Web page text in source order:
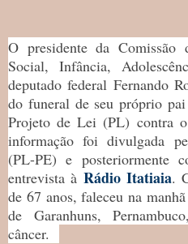
O presidente da Comissão
Social, Infância,
deputado federal Fernando
do funeral de seu próprio
Projeto de Lei (PL) contra
informação foi divulgada
(PL-PE) e posteriormente
entrevista à Rádio Itatiaia.
de 67 anos, faleceu na
de Garanhuns,
câncer.